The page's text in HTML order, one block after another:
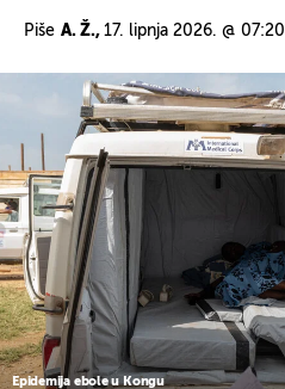
Piše A. Ž., 17. lipnja 2026. @ 07:20
Epidemija ebole u Kongu